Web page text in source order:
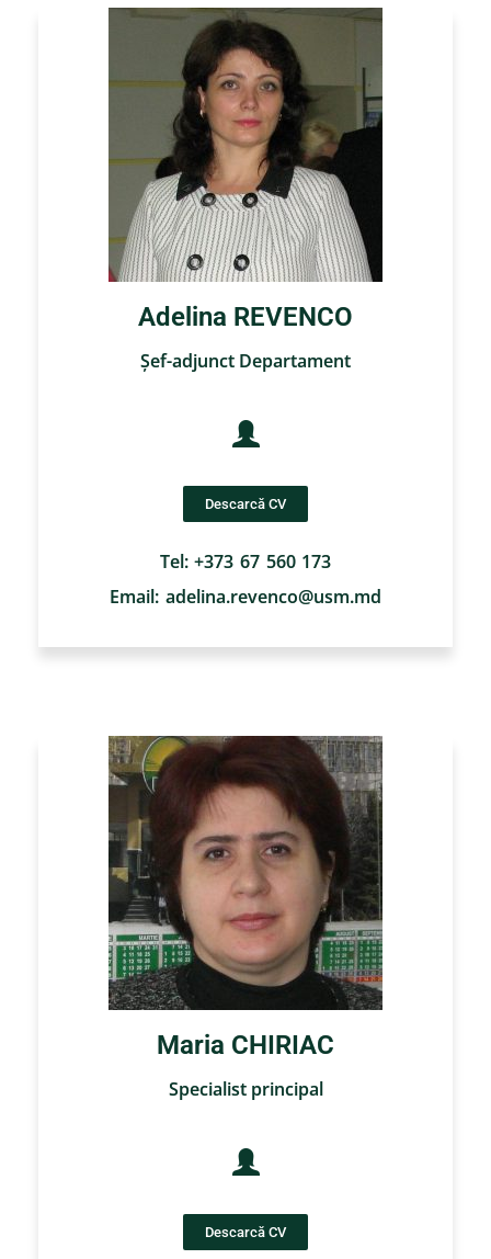
Adelina REVENCO
Şef-adjunct Departament
Descarcă CV
Tel: +373 67 560 173
Email: adelina.revenco@usm.md
Maria CHIRIAC
Specialist principal
Descarcă CV